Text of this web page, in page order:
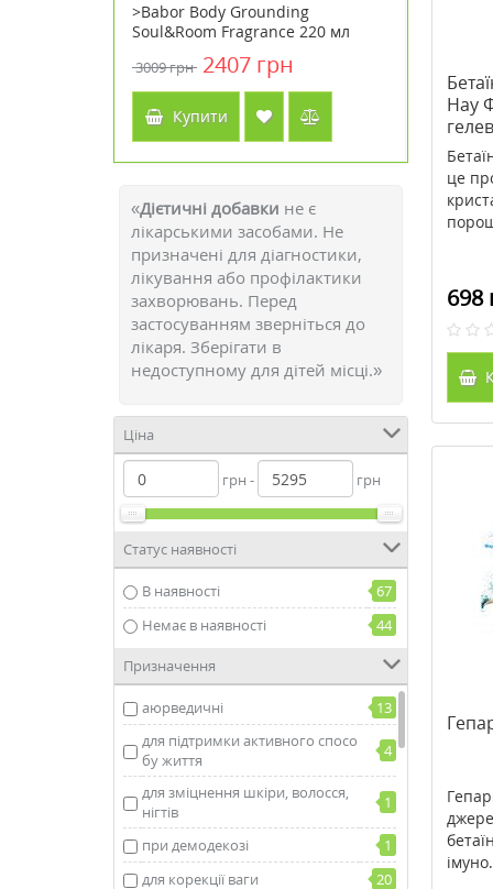
>Babor Body Grounding
Soul&Room Fragrance 220 мл
3009 грн 2407 грн
Купити
«Дієтичні добавки не є
лікарськими засобами. Не
призначені для діагностики,
лікування або профілактики
захворювань. Перед
застосуванням зверніться до
лікаря. Зберігати в
недоступному для дітей місці.»
Ціна
грн - грн
Статус наявності
В наявності
67
Немає в наявності
44
Призначення
аюрведичні
13
для підтримки активного спосо
бу життя
4
для зміцнення шкіри, волосся,
нігтів
1
при демодекозі
1
для корекції ваги
20
Нау
це
698